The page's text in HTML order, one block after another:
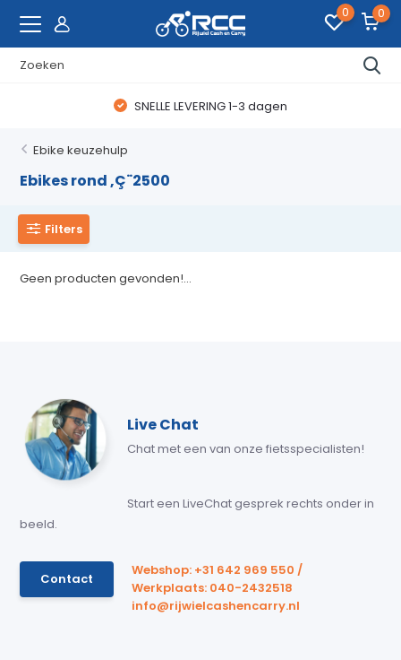
0 0
SNELLE LEVERING 1-3 dagen
Ebike keuzehulp
Ebikes rond ‚Ç¨2500
Filters
Geen producten gevonden!...
Live Chat
Chat met een van onze fietsspecialisten!
Start een LiveChat gesprek rechts onder in
beeld.
Contact
Webshop: +31 642 969 550 /
Werkplaats: 040-2432518
info@rijwielcashencarry.nl